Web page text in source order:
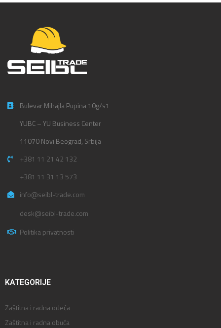
Bulevar Mihajla Pupina 10g/s1
YUBC – YU Business Center
11070 Novi Beograd, Srbija
+381 11 21 42 132
+381 11 31 13 573
info@seibl-trade.com
desk@seibl-trade.com
Politika privatnosti
KATEGORIJE
Zaštitna i radna odeća
Zaštitna i radna obuća